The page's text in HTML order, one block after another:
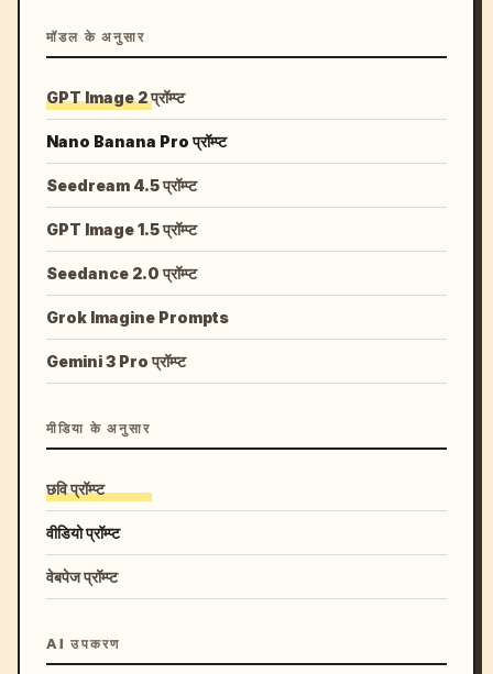
मॉडल के अनुसार
GPT Image 2 प्रॉम्प्ट
Nano Banana Pro प्रॉम्प्ट
Seedream 4.5 प्रॉम्प्ट
GPT Image 1.5 प्रॉम्प्ट
Seedance 2.0 प्रॉम्प्ट
Grok Imagine Prompts
Gemini 3 Pro प्रॉम्प्ट
मीडिया के अनुसार
छवि प्रॉम्प्ट
वीडियो प्रॉम्प्ट
वेबपेज प्रॉम्प्ट
AI उपकरण